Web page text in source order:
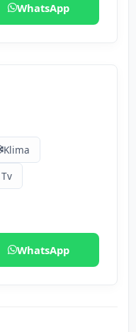
WhatsApp
Klima
WhatsApp